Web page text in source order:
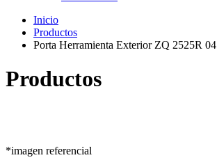
Inicio
Productos
Porta Herramienta Exterior ZQ 2525R 04
Productos
*imagen referencial